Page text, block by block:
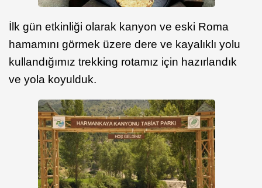
İlk gün etkinliği olarak kanyon ve eski Roma
hamamını görmek üzere dere ve kayalıklı yolu
kullandığımız trekking rotamız için hazırlandık
ve yola koyulduk.